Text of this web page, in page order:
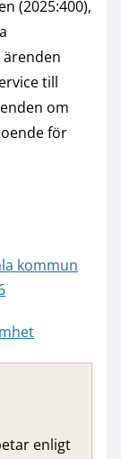
(2025:400),
ärenden
till
om
för
kommun
enligt